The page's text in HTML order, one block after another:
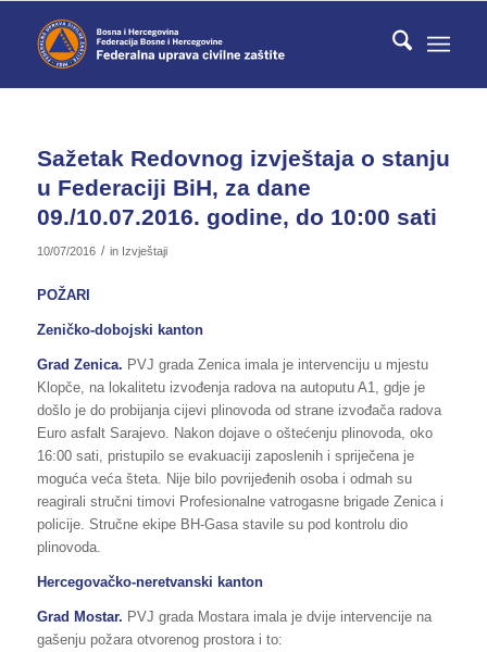
Sažetak Redovnog izvještaja o stanju
u Federaciji BiH, za dane
09./10.07.2016. godine, do 10:00 sati
10/07/2016 / in Izvještaji
POŽARI
Zeničko-dobojski kanton
Grad Zenica. PVJ grada Zenica imala je intervenciju u mjestu
Klopče, na lokalitetu izvođenja radova na autoputu A1, gdje je
došlo je do probijanja cijevi plinovoda od strane izvođača radova
Euro asfalt Sarajevo. Nakon dojave o oštećenju plinovoda, oko
16:00 sati, pristupilo se evakuaciji zaposlenih i spriječena je
moguća veća šteta. Nije bilo povrijeđenih osoba i odmah su
reagirali stručni timovi Profesionalne vatrogasne brigade Zenica i
policije. Stručne ekipe BH-Gasa stavile su pod kontrolu dio
plinovoda.
Hercegovačko-neretvanski kanton
Grad Mostar. PVJ grada Mostara imala je dvije intervencije na
gašenju požara otvorenog prostora i to: